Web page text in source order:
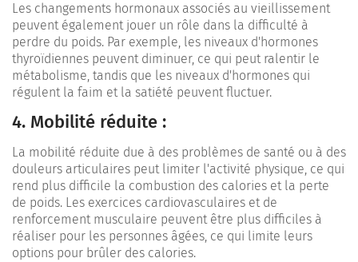
Les changements hormonaux associés au vieillissement
peuvent également jouer un rôle dans la difficulté à
perdre du poids. Par exemple, les niveaux d'hormones
thyroïdiennes peuvent diminuer, ce qui peut ralentir le
métabolisme, tandis que les niveaux d'hormones qui
régulent la faim et la satiété peuvent fluctuer.
4. Mobilité réduite :
La mobilité réduite due à des problèmes de santé ou à des
douleurs articulaires peut limiter l'activité physique, ce qui
rend plus difficile la combustion des calories et la perte
de poids. Les exercices cardiovasculaires et de
renforcement musculaire peuvent être plus difficiles à
réaliser pour les personnes âgées, ce qui limite leurs
options pour brûler des calories.